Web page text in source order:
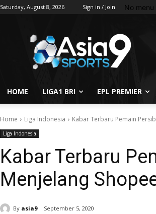
Saturday, August 8, 2026 Sign in / Join No menu
HOME LIGA1 BRI EPL PREMIER
Home Liga Indonesia Kabar Terbaru Pemain
Liga Indonesia
Kabar Terbaru
Menjelang
By asia9 September 5, 2020